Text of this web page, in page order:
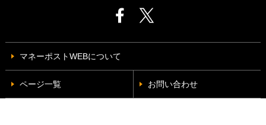
マネーポストWEBについて
ページ一覧 お問い合わせ